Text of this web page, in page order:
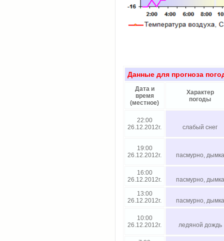
Данные для прогноза
Дата и
время
(местное)
Характер
погоды
22:00
26.12.2012г.
слабый снег
19:00
26.12.2012г.
пасмурно, дымка
16:00
26.12.2012г.
пасмурно, дымка
13:00
26.12.2012г.
пасмурно, дымка
10:00
26.12.2012г.
ледяной дождь